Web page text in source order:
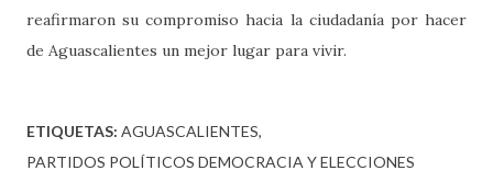
reafirmaron su compromiso hacia la ciudadanía por hacer
de Aguascalientes un mejor lugar para vivir.
ETIQUETAS: AGUASCALIENTES
PARTIDOS POLÍTICOS DEMOCRACIA Y ELECCIONES